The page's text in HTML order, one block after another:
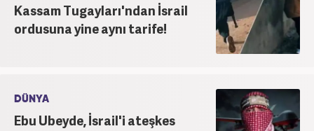
Kassam Tugayları'ndan İsrail
ordusuna yine aynı tarife!
DÜNYA
Ebu Ubeyde, İsrail'i ateşkes